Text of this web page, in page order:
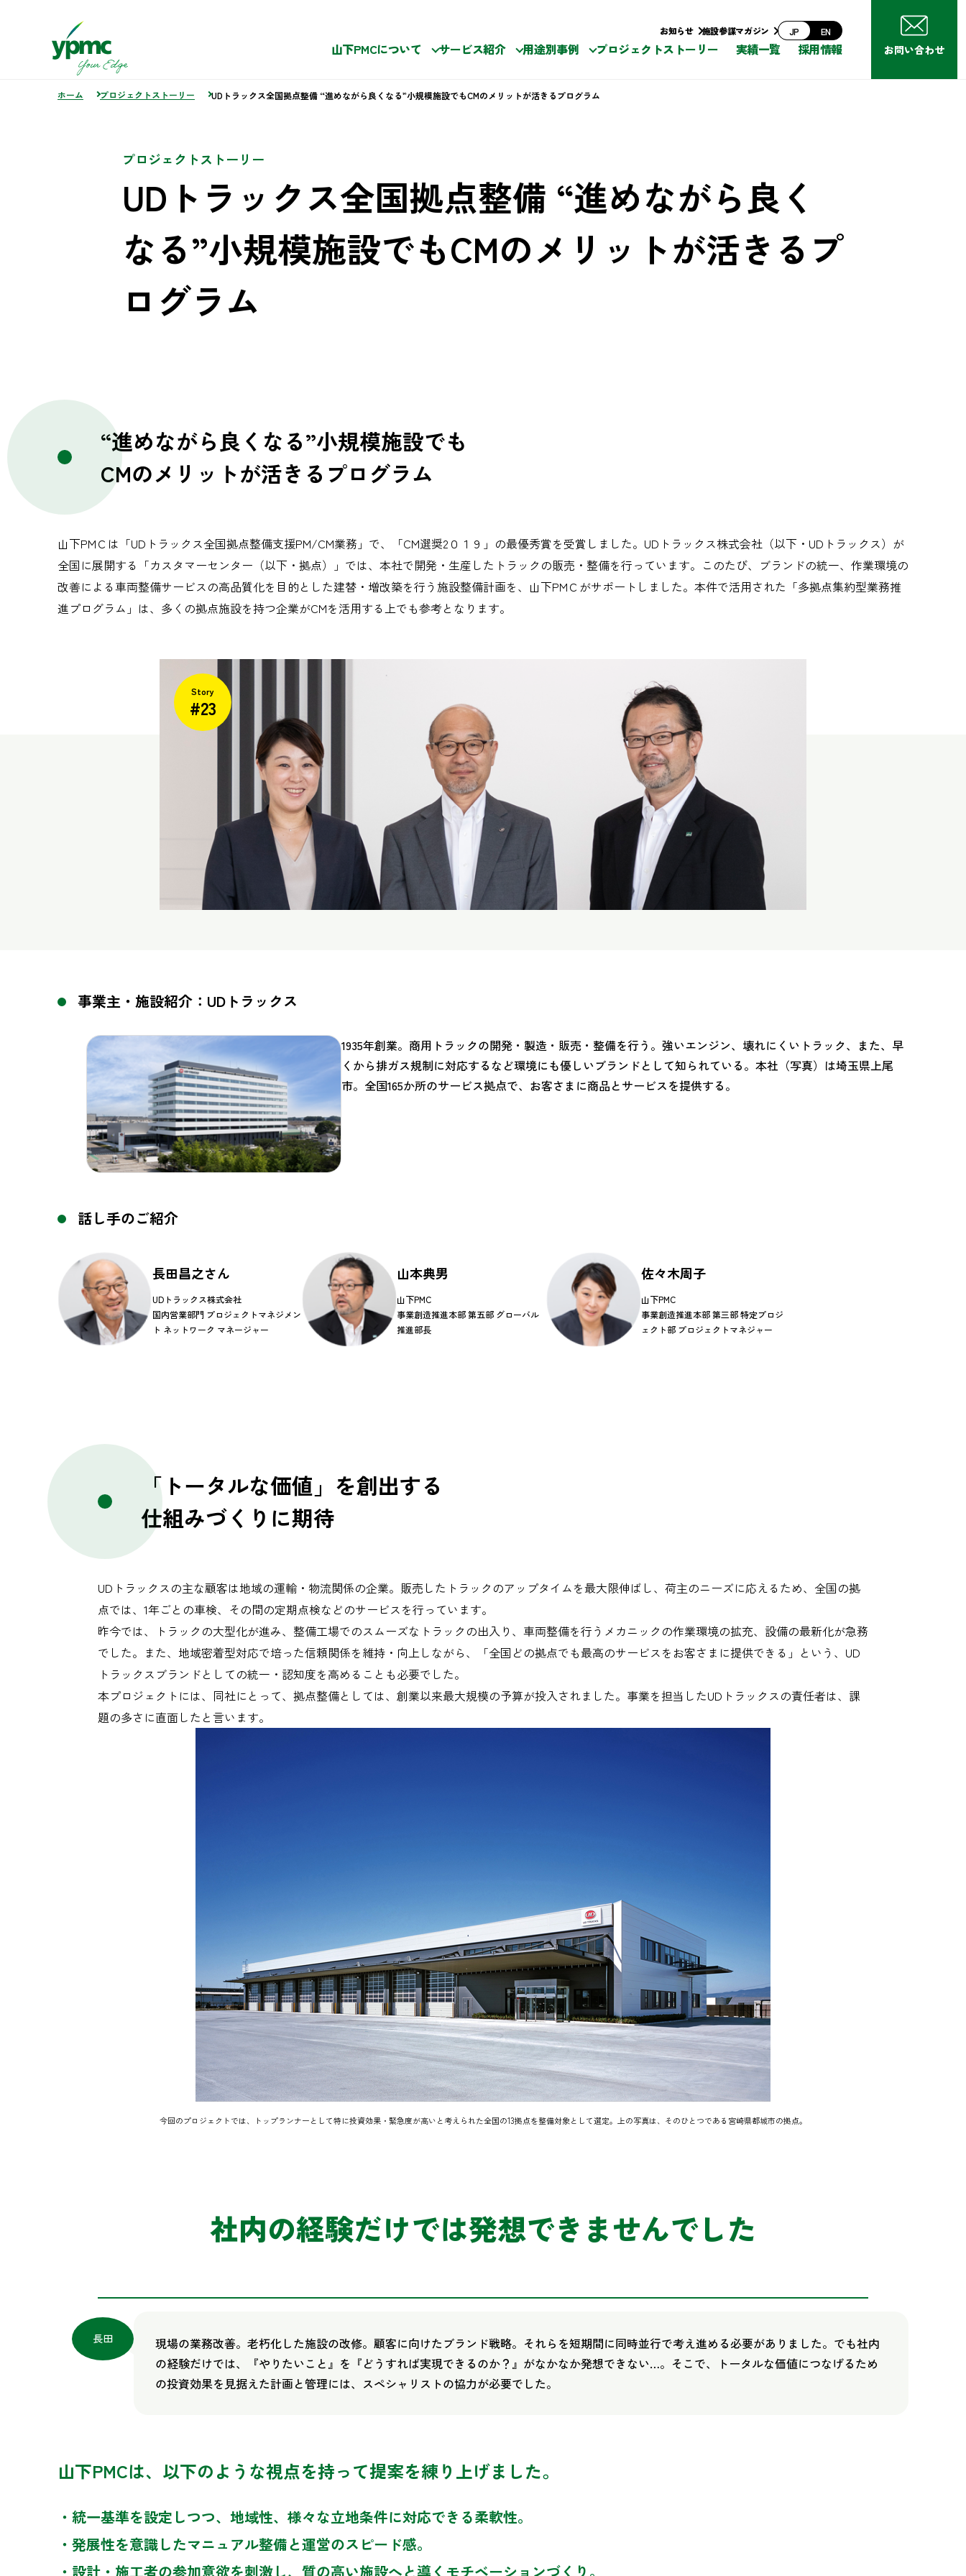
お問い合わせ
山下PMCについて サービス紹介 用途別事例 プロジェクトストーリー 実績一覧 採用情報
お知らせ 施設参謀マガジン JP EN
プロジェクトストーリー
UDトラックス全国拠点整備 “進めながら良く
なる”小規模施設でもCMのメリットが活きるプ
ログラム
ホーム プロジェクトストーリー UDトラックス全国拠点整備 “進めながら良くなる”小規模施設でもCMのメリットが活きるプログラム
“進めながら良くなる”小規模施設でも
CMのメリットが活きるプログラム
山下PMＣは「UDトラックス全国拠点整備支援PM/CM業務」で、「CM選奨2０１９」の最優秀賞を受賞しました。UDトラックス株式会社（以下・UDトラックス）が
全国に展開する「カスタマーセンター（以下・拠点）」では、本社で開発・生産したトラックの販売・整備を行っています。このたび、ブランドの統一、作業環境の
改善による車両整備サービスの高品質化を目的とした建替・増改築を行う施設整備計画を、山下PMＣがサポートしました。本件で活用された「多拠点集約型業務推
進プログラム」は、多くの拠点施設を持つ企業がCMを活用する上でも参考となります。
Story
#23
事業主・施設紹介：UDトラックス
1935年創業。商用トラックの開発・製造・販売・整備を行う。強いエンジン、壊れにくいトラック、また、早
くから排ガス規制に対応するなど環境にも優しいブランドとして知られている。本社（写真）は埼玉県上尾
市。全国165か所のサービス拠点で、お客さまに商品とサービスを提供する。
話し手のご紹介
長田昌之さん
UDトラックス株式会社
国内営業部門 プロジェクトマネジメン
ト ネットワーク マネージャー
山本典男
山下PMC
事業創造推進本部 第五部 グローバル
推進部長
佐々木周子
山下PMC
事業創造推進本部 第三部 特定プロジ
ェクト部 プロジェクトマネジャー
「トータルな価値」を創出する
仕組みづくりに期待
UDトラックスの主な顧客は地域の運輸・物流関係の企業。販売したトラックのアップタイムを最大限伸ばし、荷主のニーズに応えるため、全国の拠
点では、1年ごとの車検、その間の定期点検などのサービスを行っています。
昨今では、トラックの大型化が進み、整備工場でのスムーズなトラックの出入り、車両整備を行うメカニックの作業環境の拡充、設備の最新化が急務
でした。また、地域密着型対応で培った信頼関係を維持・向上しながら、「全国どの拠点でも最高のサービスをお客さまに提供できる」という、UD
トラックスブランドとしての統一・認知度を高めることも必要でした。
本プロジェクトには、同社にとって、拠点整備としては、創業以来最大規模の予算が投入されました。事業を担当したUDトラックスの責任者は、課
題の多さに直面したと言います。
今回のプロジェクトでは、トップランナーとして特に投資効果・緊急度が高いと考えられた全国の13拠点を整備対象として選定。上の写真は、そのひとつである宮崎県都城市の拠点。
社内の経験だけでは発想できませんでした
長田
現場の業務改善。老朽化した施設の改修。顧客に向けたブランド戦略。それらを短期間に同時並行で考え進める必要がありました。でも社内
の経験だけでは、『やりたいこと』を『どうすれば実現できるのか？』がなかなか発想できない…。そこで、トータルな価値につなげるため
の投資効果を見据えた計画と管理には、スペシャリストの協力が必要でした。
山下PMCは、以下のような視点を持って提案を練り上げました。
・統一基準を設定しつつ、地域性、様々な立地条件に対応できる柔軟性。
・発展性を意識したマニュアル整備と運営のスピード感。
・設計・施工者の参加意欲を刺激し、質の高い施設へと導くモチベーションづくり。